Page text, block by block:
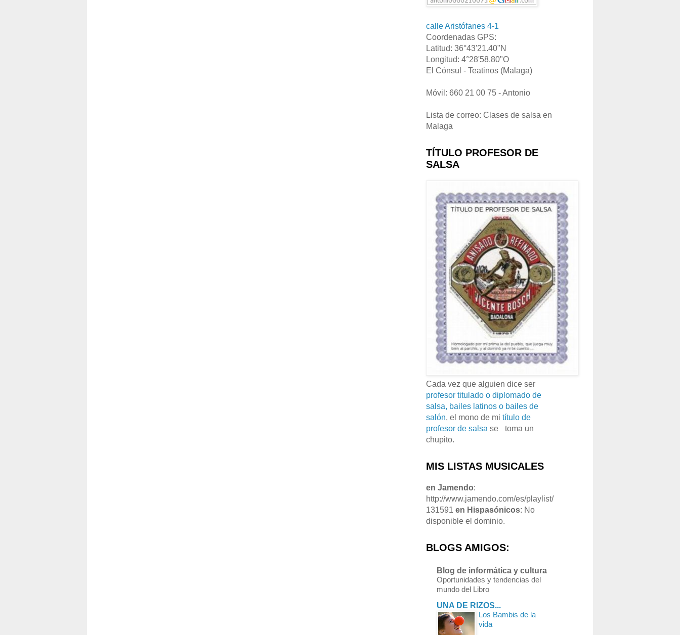
calle Aristófanes 4-1
Coordenadas GPS:
Latitud: 36°43'21.40"N
Longitud: 4°28'58.80"O
El Cónsul - Teatinos (Malaga)
Móvil: 660 21 00 75 - Antonio
Lista de correo: Clases de salsa en
Malaga
TÍTULO PROFESOR DE
SALSA
Cada vez que alguien dice ser
profesor titulado o diplomado de
salsa, bailes latinos o bailes de
salón, el mono de mi título de
profesor de salsa se
toma un
chupito.
MIS LISTAS MUSICALES
en Jamendo:
http://www.jamendo.com/es/playlist/
131591 en Hispasónicos: No
disponible el dominio.
BLOGS AMIGOS:
Blog de informática y cultura
Oportunidades y tendencias del
mundo del Libro
UNA DE RIZOS...
Los Bambis de la
vida